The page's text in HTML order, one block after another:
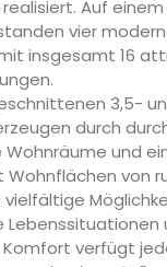
Auf
vier
insgesamt 16
3,5-
durch
Wohnräume und
von
vielfältige
Komfort verfügt